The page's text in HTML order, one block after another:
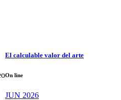
El calculable valor del arte
On line
JUN 2026